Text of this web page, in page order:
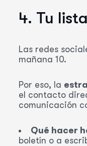
4. Tu
Las redes
mañana 10.
Por eso, la
el contacto
comunicación
Qué hacer
boletín o a